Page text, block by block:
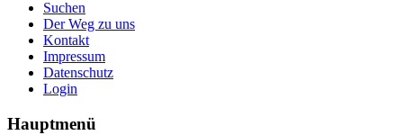
Suchen
Der Weg zu uns
Kontakt
Impressum
Datenschutz
Login
Hauptmenü